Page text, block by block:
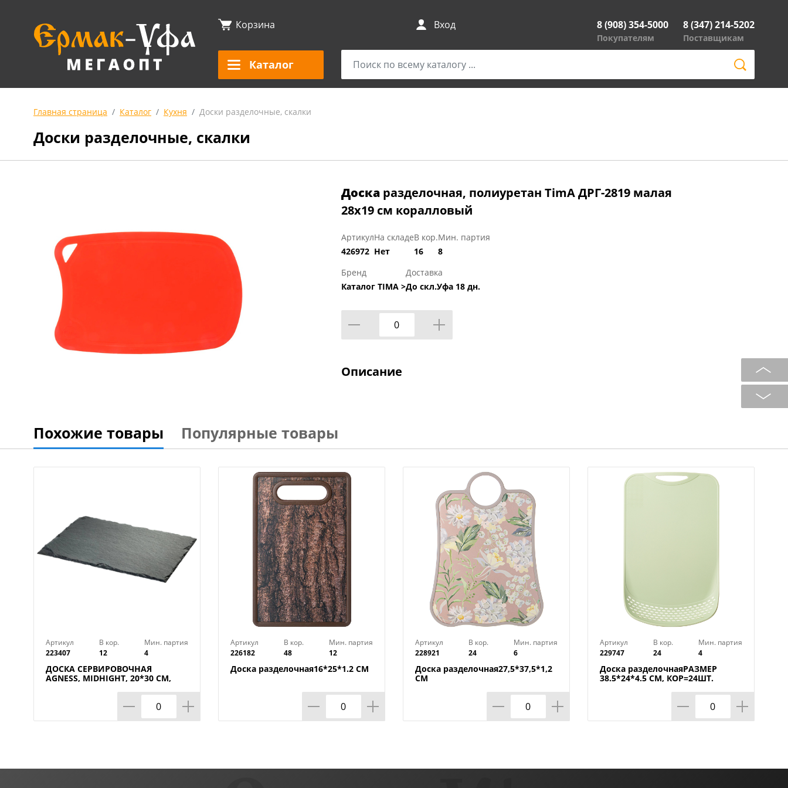
Корзина Вход 8 (908) 354-5000
Покупателям
8 (347) 214-5202
Поставщикам
Каталог
Главная страница Каталог Кухня Доски разделочные, скалки
Доски разделочные, скалки
Доска разделочная, полиуретан TimA ДРГ-2819 малая
28х19 см коралловый
Артикул
426972
На складе
Нет
В кор.
16
Мин. партия
8
Бренд
Каталог TIMA >
Доставка
До скл.Уфа 18 дн.
Описание
Похожие товары Популярные товары
Артикул
223407
В кор.
12
Мин. партия
4
ДОСКА СЕРВИРОВОЧНАЯ
AGNESS, MIDHIGHT, 20*30 СМ,
Артикул
226182
В кор.
48
Мин. партия
12
Доска разделочная16*25*1.2 СМ
Артикул
228921
В кор.
24
Мин. партия
6
Доска разделочная27,5*37,5*1,2
СМ
Артикул
229747
В кор.
24
Мин. партия
4
Доска разделочнаяРАЗМЕР
38.5*24*4.5 СМ, КОР=24ШТ.